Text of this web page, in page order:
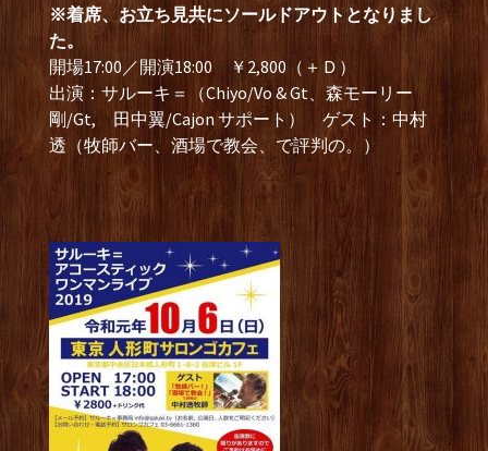
※着席、お立ち見共にソールドアウトとなりまし
た。
開場17:00／開演18:00 ￥2,800（＋Ｄ）
出演：サルーキ＝（Chiyo/Vo & Gt、森モーリー
剛/Gt, 田中翼/Cajon サポート） ゲスト：中村
透（牧師バー、酒場で教会、で評判の。）